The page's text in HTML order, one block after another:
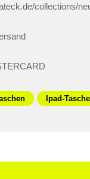
collections/
Ipad-